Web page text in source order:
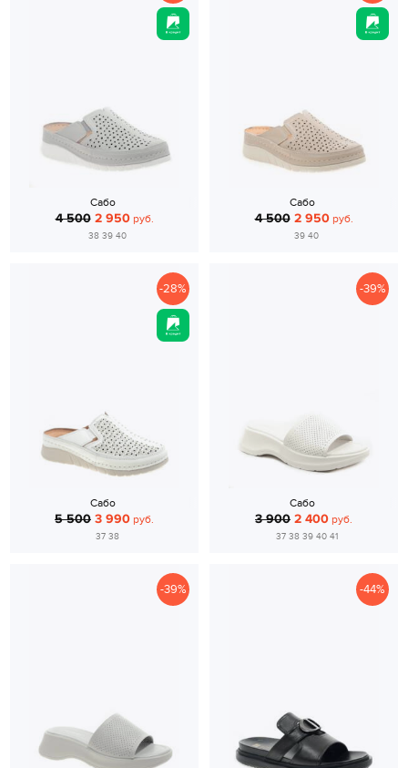
Сабо
4 500 2 950руб.
38 39 40
Сабо
4 500 2 950руб.
39 40
-28%
Сабо
5 500 3 990 руб.
37 38
-39%
Сабо
3 900 2 400 руб.
37 38 39 40 41
-39% -44%